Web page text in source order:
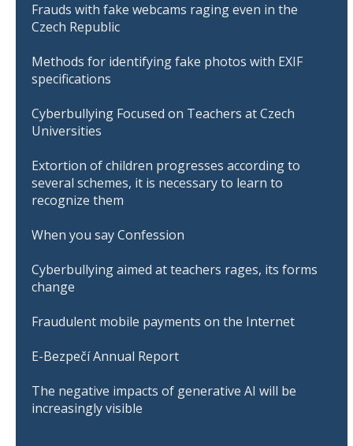
Frauds with fake webcams raging even in the
Czech Republic
Methods for identifying fake photos with EXIF
specifications
Cyberbullying Focused on Teachers at Czech
Universities
Extortion of children progresses according to
several schemes, it is necessary to learn to
recognize them
When you say Confession
Cyberbullying aimed at teachers rages, its forms
change
Fraudulent mobile payments on the Internet
E-Bezpečí Annual Report
The negative impacts of generative AI will be
increasingly visible